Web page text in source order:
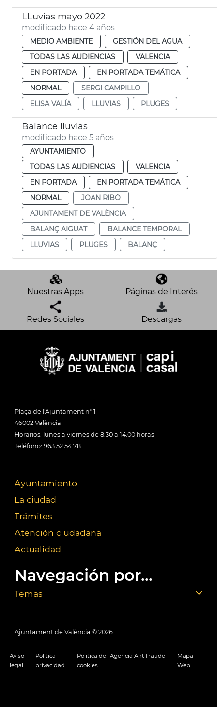
LLuvias mayo 2022
modificado hace 4 años
MEDIO AMBIENTE
GESTIÓN DEL AGUA
TODAS LAS AUDIENCIAS
VALENCIA
EN PORTADA
EN PORTADA TEMÁTICA
NORMAL
SERGI CAMPILLO
ELISA VALÍA
LLUVIAS PLUGES
Balance lluvias
modificado hace 5 años
AYUNTAMIENTO
TODAS LAS AUDIENCIAS
VALENCIA
EN PORTADA
EN PORTADA TEMÁTICA
NORMAL
JOAN RIBÓ
AJUNTAMENT DE VALÈNCIA
BALANÇ AIGUAT
BALANCE TEMPORAL
LLUVIAS
PLUGES BALANÇ
Nuestras Apps Páginas de Interés
Redes Sociales Descargas
Plaça de l'Ajuntament nº 1
46002 València
Horarios: lunes a viernes de 8:30 a 14:00 horas
Teléfono: 963 52 54 78
Ayuntamiento
La ciudad
Trámites
Atención ciudadana
Actualidad
Navegación por...
Temas
Ajuntament de València © 2026
Aviso
legal
Política
privacidad
Política de
cookies
Agencia Antifraude
Mapa
Web